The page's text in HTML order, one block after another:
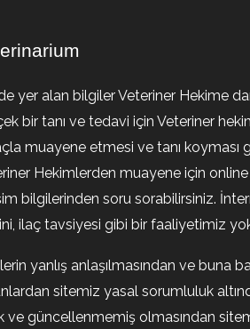
yer alan bilgiler Veteriner Hekime
bir tanı ve tedavi için Veteriner
muayene etmesi ve tanı koyması
Hekimlerden muayene için
bilgilerinden soru sorabilirsiniz.
ilaç tavsiyesi gibi bir faaliyetimiz
yanlış anlaşılmasından ve buna
sitemiz yasal sorumluluk
ve güncellenmemiş olmasından